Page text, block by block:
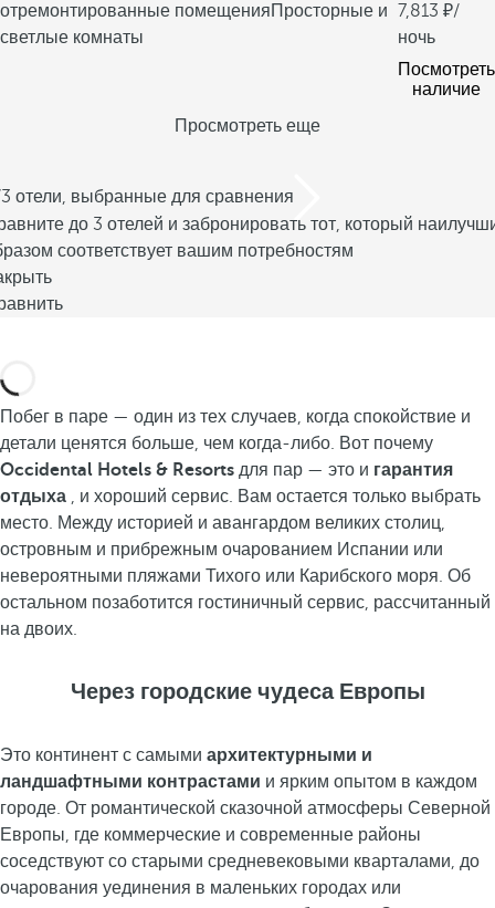
отремонтированные помещенияПросторные и
светлые комнаты
7,813
/
ночь
Посмотреть
наличие
Просмотреть еще
отели, выбранные для сравнения
до 3 отелей и забронировать тот, который
соответствует вашим потребностям
Побег в паре — один из тех случаев, когда спокойствие и
детали ценятся больше, чем когда-либо. Вот почему
Occidental Hotels & Resorts для пар — это и гарантия
отдыха , и хороший сервис. Вам остается только выбрать
место. Между историей и авангардом великих столиц,
островным и прибрежным очарованием Испании или
невероятными пляжами Тихого или Карибского моря. Об
остальном позаботится гостиничный сервис, рассчитанный
на двоих.
Через городские чудеса Европы
Это континент с самыми архитектурными и
ландшафтными контрастами и ярким опытом в каждом
городе. От романтической сказочной атмосферы Северной
Европы, где коммерческие и современные районы
соседствуют со старыми средневековыми кварталами, до
очарования уединения в маленьких городах или